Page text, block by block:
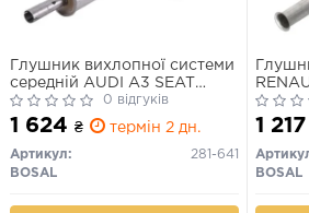
Глушник вихлопної системи
середній AUDI A3 SEAT
ALTEA, ALTEA XL, LEON,
TOLEDO III VW GOLF PLUS
V, GOLF V, GOLF VI 1.2-1.6LPG
05.03-07.15
0 відгуків
1 624 ₴ термін 2 дн.
Артикул:
281-641
BOSAL
(98-
RX4
1 217
BOSAL